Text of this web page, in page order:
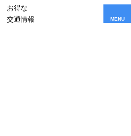
お得な
交通情報
MENU